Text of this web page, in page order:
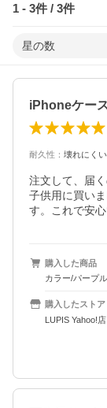
1 - 3件 / 3件
星の数
iPhoneケー
耐久性 ： 壊れにくい
注文して、届
子供用に買い
す。これで安心
購入した商品
カラー/パープ
購入したストア
LUPIS Yahoo!店